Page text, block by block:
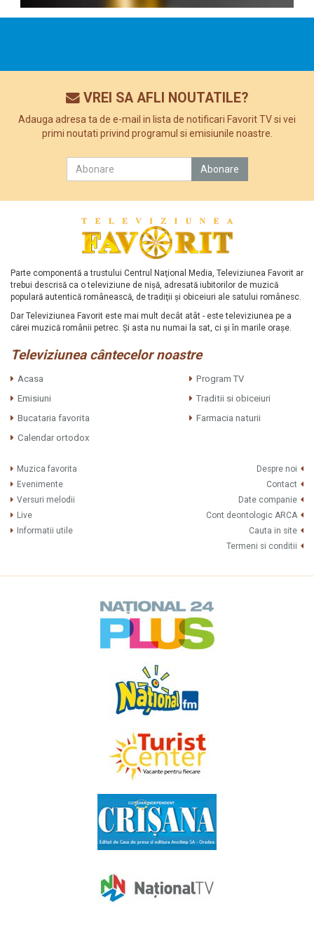
VREI SA AFLI NOUTATILE?
Adauga adresa ta de e-mail in lista de notificari Favorit TV si vei
primi noutati privind programul si emisiunile noastre.
Parte componentă a trustului Centrul Naţional Media, Televiziunea Favorit ar
trebui descrisă ca o televiziune de nişă, adresată iubitorilor de muzică
populară autentică românească, de tradiţii şi obiceiuri ale satului românesc.
Dar Televiziunea Favorit este mai mult decât atât - este televiziunea pe a
cărei muzică românii petrec. Şi asta nu numai la sat, ci şi în marile oraşe.
Televiziunea cântecelor noastre
Acasa
Program TV
Emisiuni
Traditii si obiceiuri
Bucataria favorita
Farmacia naturii
Calendar ortodox
Muzica favorita
Evenimente
Versuri melodii
Live
Informatii utile
Despre noi
Contact
Date companie
Cont deontologic ARCA
Cauta in site
Termeni si conditii